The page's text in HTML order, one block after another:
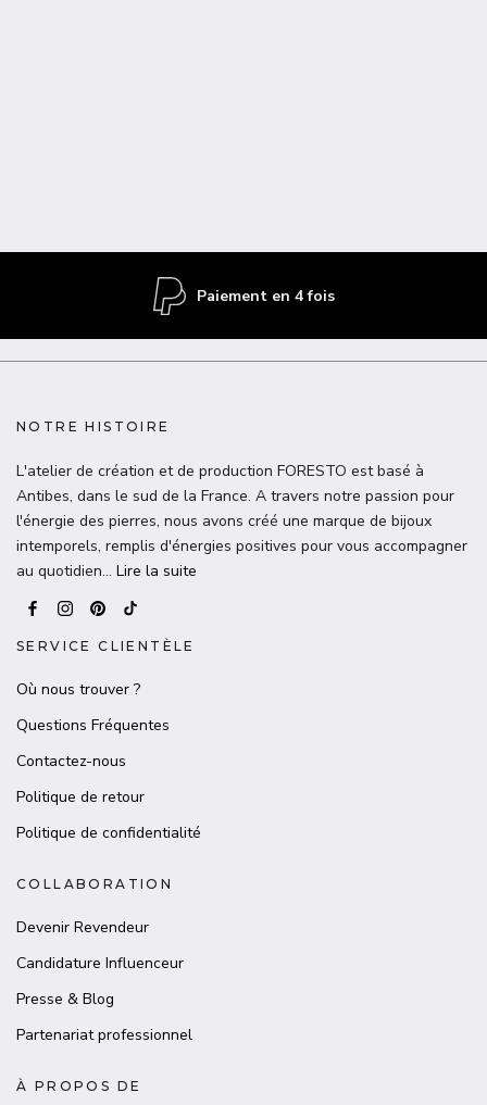
Paiement en 4 fois
NOTRE HISTOIRE
L'atelier de création et de production FORESTO est basé à
Antibes, dans le sud de la France. A travers notre passion pour
l'énergie des pierres, nous avons créé une marque de bijoux
intemporels, remplis d'énergies positives pour vous accompagner
au quotidien… Lire la suite
SERVICE CLIENTÈLE
Où nous trouver ?
Questions Fréquentes
Contactez-nous
Politique de retour
Politique de confidentialité
COLLABORATION
Devenir Revendeur
Candidature Influenceur
Presse & Blog
Partenariat professionnel
À PROPOS DE